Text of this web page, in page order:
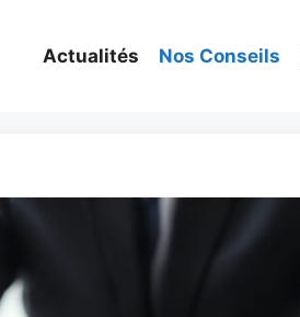
Actualités Nos Conseils